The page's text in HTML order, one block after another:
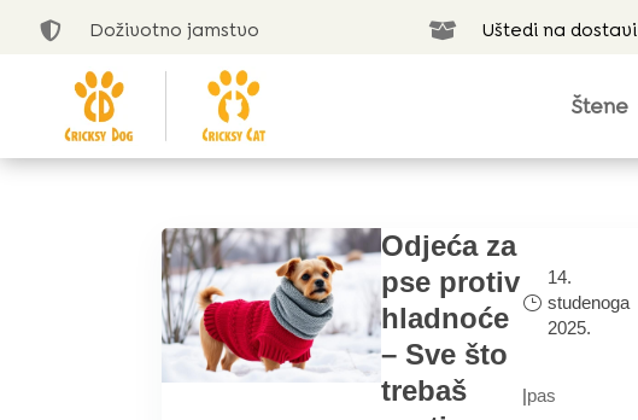
 Doživotno jamstvo  Uštedi na dostavi
Štene
Odjeća za
pse protiv
hladnoće
– Sve što
trebaš
14.
studenoga
2025.
|pas